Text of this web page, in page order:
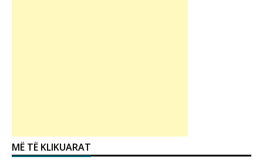
MË TË KLIKUARAT